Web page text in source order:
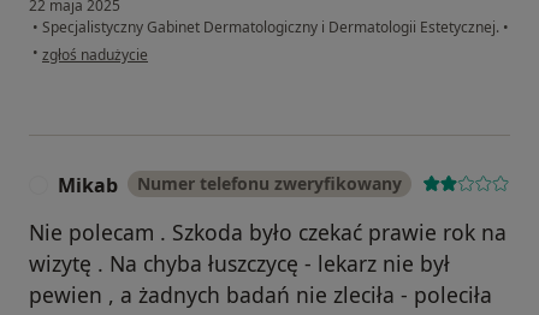
22 maja 2025
• Specjalistyczny Gabinet Dermatologiczny i Dermatologii Estetycznej. •
• w opinii użytkownika Aneta
zgłoś nadużycie
Mikab Numer telefonu zweryfikowany
Nie polecam . Szkoda było czekać prawie rok na
wizytę . Na chyba łuszczycę - lekarz nie był
pewien , a żadnych badań nie zleciła - poleciła